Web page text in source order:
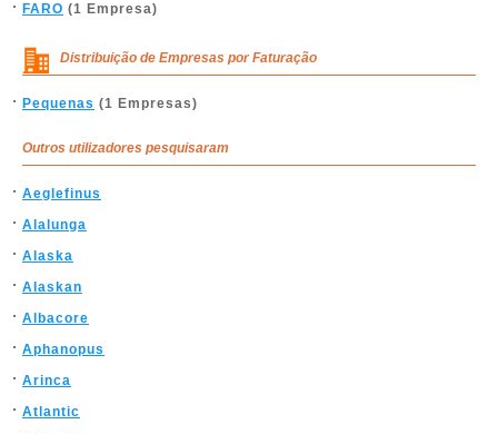
FARO (1 Empresa)
Distribuição de Empresas por Faturação
Pequenas (1 Empresas)
Outros utilizadores pesquisaram
Aeglefinus
Alalunga
Alaska
Alaskan
Albacore
Aphanopus
Arinca
Atlantic